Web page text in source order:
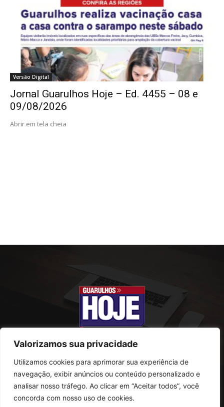
Valorizamos sua privacidade
Utilizamos cookies para aprimorar sua experiência de
navegação, exibir anúncios ou conteúdo personalizado e
analisar nosso tráfego. Ao clicar em “Aceitar todos”, você
concorda com nosso uso de cookies.
Versão Digital
Jornal Guarulhos Hoje – Ed. 4455 – 08 e
09/08/2026
Abrir em tela cheia
SOBRE NÓS
Rua Conselheiro Antonio Prado, 121